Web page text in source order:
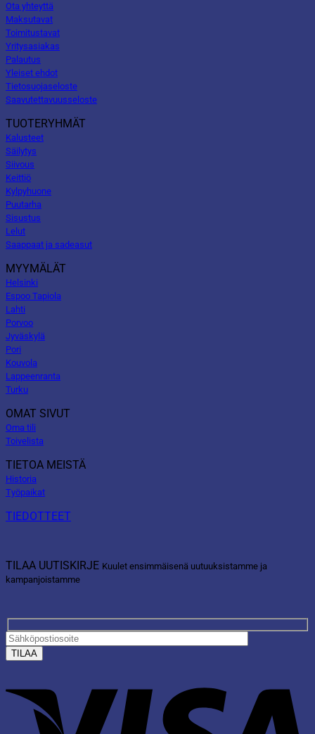
Ota yhteyttä
Maksutavat
Toimitustavat
Yritysasiakas
Palautus
Yleiset ehdot
Tietosuojaseloste
Saavutettavuusseloste
TUOTERYHMÄT
Kalusteet
Säilytys
Siivous
Keittiö
Kylpyhuone
Puutarha
Sisustus
Lelut
Saappaat ja sadeasut
MYYMÄLÄT
Helsinki
Espoo Tapiola
Lahti
Porvoo
Jyväskylä
Pori
Kouvola
Lappeenranta
Turku
OMAT SIVUT
Oma tili
Toivelista
TIETOA MEISTÄ
Historia
Työpaikat
TIEDOTTEET
TILAA UUTISKIRJE Kuulet ensimmäisenä uutuuksistamme ja
kampanjoistamme